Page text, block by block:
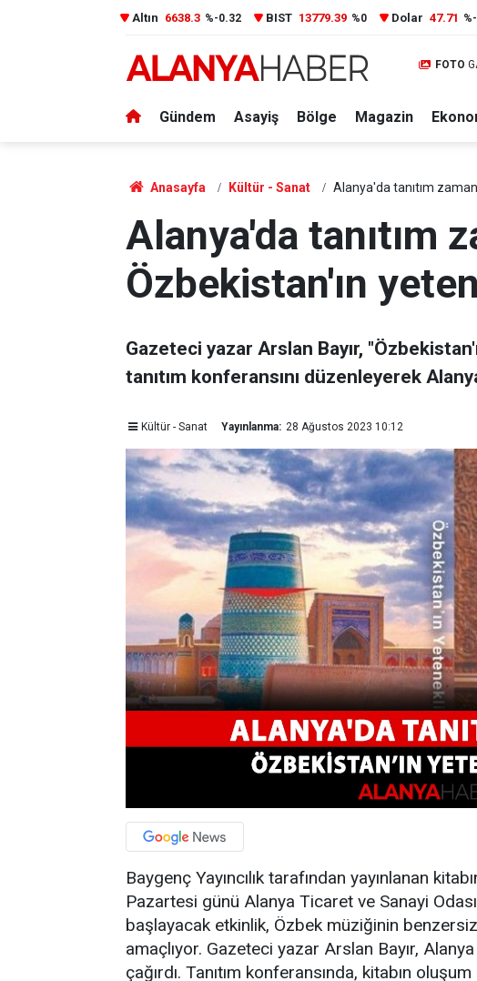
Altın 6638.3 %-0.32 BIST 13779.39 %0 Dolar 47.71
FOTO
Gündem Asayiş Bölge Magazin
Anasayfa Kültür - Sanat Alanya'da tanıtım
Alanya'da tanıtım
Özbekistan'ın
Gazeteci yazar Arslan Bayır,
tanıtım konferansını düzenleyerek
Kültür - Sanat Yayınlanma: 28 Ağustos 2023 10:12
Baygenç Yayıncılık tarafından yayınlanan
Pazartesi günü Alanya Ticaret ve Sanayi
başlayacak etkinlik, Özbek müziğinin
amaçlıyor. Gazeteci yazar Arslan Bayır,
çağırdı. Tanıtım konferansında, kitabın